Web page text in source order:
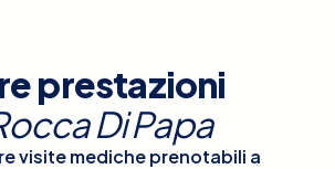
prestazioni
Di Papa
visite mediche prenotabili a